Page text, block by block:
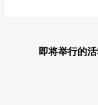
即将举行的